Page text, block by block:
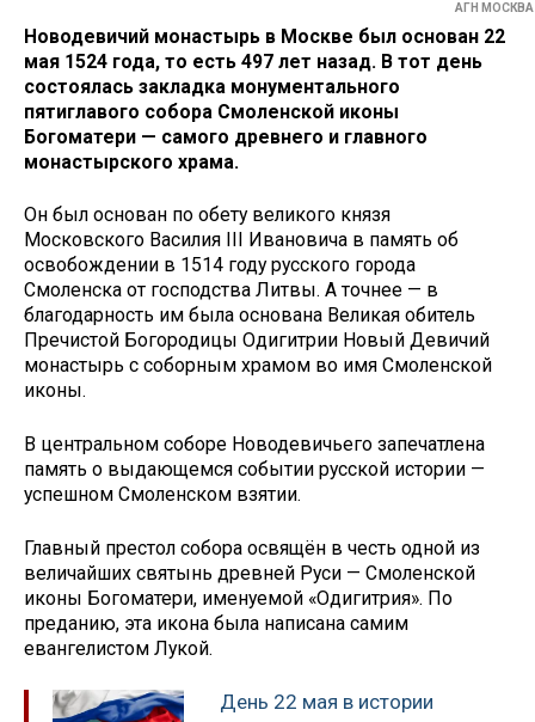
АГН МОСКВА
Новодевичий монастырь в Москве был основан 22
мая 1524 года, то есть 497 лет назад. В тот день
состоялась закладка монументального
пятиглавого собора Смоленской иконы
Богоматери — самого древнего и главного
монастырского храма.
Он был основан по обету великого князя
Московского Василия III Ивановича в память об
освобождении в 1514 году русского города
Смоленска от господства Литвы. А точнее — в
благодарность им была основана Великая обитель
Пречистой Богородицы Одигитрии Новый Девичий
монастырь с соборным храмом во имя Смоленской
иконы.
В центральном соборе Новодевичьего запечатлена
память о выдающемся событии русской истории —
успешном Смоленском взятии.
Главный престол собора освящён в честь одной из
величайших святынь древней Руси — Смоленской
иконы Богоматери, именуемой «Одигитрия». По
преданию, эта икона была написана самим
евангелистом Лукой.
День 22 мая в истории